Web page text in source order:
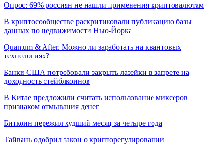
Опрос: 69% россиян не нашли применения криптовалютам
В криптосообществе раскритиковали публикацию базы
данных по недвижимости Нью-Йорка
Quantum & After. Можно ли заработать на квантовых
технологиях?
Банки США потребовали закрыть лазейки в запрете на
доходность стейблкоинов
В Китае предложили считать использование миксеров
признаком отмывания денег
Биткоин пережил худший месяц за четыре года
Тайвань одобрил закон о крипторегулировании